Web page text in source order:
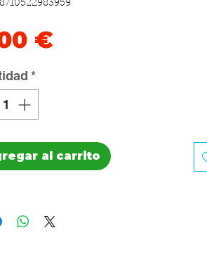
€Precio
*
al carrito